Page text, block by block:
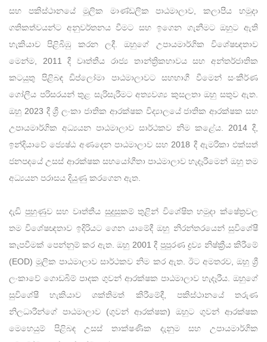
සහ පකිස්ථානයේ මූලික මාණ්ඩලික පාඨමාලාව, කලාපීය හමුදා
ගතිකත්වයන්ට අනුවර්තනය වීමට සහ ඉගෙන ගැනීමට ඔහුට ඇති
හැකියාව පිළිබිඹු කරන ලදී. ඔහුගේ උපායමාර්ගික විශේෂඥතාව
මෙන්ම, 2011 දී වෘත්තීය රාජ්‍ය තාන්ත්‍රිකභාවය සහ අන්තර්ජාතික
කටයුතු පිළිබඳ ඩිප්ලෝමා පාඨමාලාවට සහභාගී වීමෙන් සංකීර්ණ
ගෝලීය පරිසරයන් තුළ සැරිසැරීමට අත්‍යවශ්‍ය කුසලතා ඔහු සතුව ඇත.
ඔහු 2023 දී ශ්‍රී ලංකා ජාතික ආරක්ෂක විද්‍යාලයේ ජාතික ආරක්ෂක සහ
උපායමාර්ගික අධ්‍යයන පාඨමාලාව සාර්ථකව නිම කළේය. 2014 දී,
ඉන්දියාවේ ජ්‍යෙෂ්ඨ අණදෙන පාඨමාලාව සහ 2018 දී ඇමරිකා එක්සත්
ජනපදයේ උසස් ආරක්ෂක සහයෝගීතා පාඨමාලාව හැදෑරීමෙන් ඔහු තම
අධ්‍යයන පරාසය දියුණු කරගෙන ඇත.
දැඩි පුහුණුව සහ වෘත්තීය සුදුසුකම් තුළින් විශේෂිත හමුදා ක්ෂේත්‍රවල
තම විශේෂඥතාව ඉදිරියට ගෙන යාමේදී ඔහු නිරන්තරයෙන් සුවිශේෂී
කැපවීමක් පෙන්නුම් කර ඇත. ඔහු 2001 දී පුපුරණ ද්‍රව්‍ය නිෂ්ක්‍රීය කිරීමේ
(EOD) මූලික පාඨමාලාව සාර්ථකව නිම කර ඇත. ඊට අමතරව, ඔහු ශ්‍රී
ලංකාවේ ගොඩබිම් පාදක ගුවන් ආරක්ෂක පාඨමාලාව හැදෑරීය. ඔහුගේ
සුවිශේෂී හැකියාව ශක්තිමත් කිරීමේදී, පකිස්ථානයේ තරුණ
නිලධාරීන්ගේ පාඨමාලාව (ගුවන් ආරක්ෂක) ඔහුට ගුවන් ආරක්ෂක
මෙහෙයුම් පිළිබඳ උසස් තාක්ෂණික දැනුම සහ උපායමාර්ගික